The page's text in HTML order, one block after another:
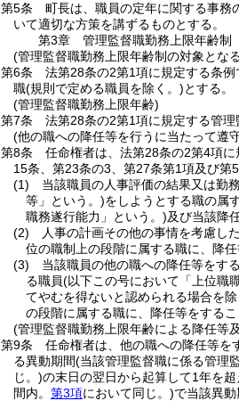
第5条
町長は、職員の定年に関する事務
いて適切な方策を講ずるものとする。
第3章
管理監督職勤務上限年齢制
(管理監督職勤務上限年齢制の対象とな
第6条
法第28条の2第1項に規定する条例
職(規則で定める職員を除く。)とする。
(管理監督職勤務上限年齢)
第7条
法第28条の2第1項に規定する管理
(他の職への降任等を行うに当たって遵
第8条
任命権者は、法第28条の2第4項
15条、第23条の3、第27条第1項及び第
(1)
当該職員の人事評価の結果又は勤
等」という。)をしようとする職の属
職務遂行能力」という。)及び当該降
(2)
人事の計画その他の事情を考慮し
位の職制上の段階に属する職に、降任
(3)
当該職員の他の職への降任等をす
る職員(以下この号において「上位職
てやむを得ないと認められる場合を
の段階に属する職に、降任等をするこ
(管理監督職勤務上限年齢による降任等
第9条
任命権者は、他の職への降任等を
る異動期間(当該管理監督職に係る管理
じ。)の末日の翌日から起算して1年を
間内。 第3項において同じ。)で当該異